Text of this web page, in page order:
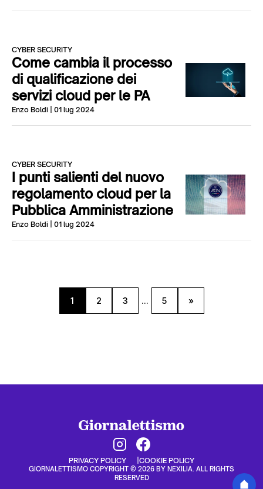
CYBER SECURITY
Come cambia il processo
di qualificazione dei
servizi cloud per le PA
Enzo Boldi | 01 lug 2024
CYBER SECURITY
I punti salienti del nuovo
regolamento cloud per la
Pubblica Amministrazione
Enzo Boldi | 01 lug 2024
1 2 3 ... 5 »
PRIVACY POLICY COOKIE POLICY
GIORNALETTISMO COPYRIGHT © 2026 BY NEXILIA. ALL RIGHTS
RESERVED